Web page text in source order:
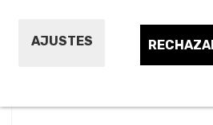
AJUSTES